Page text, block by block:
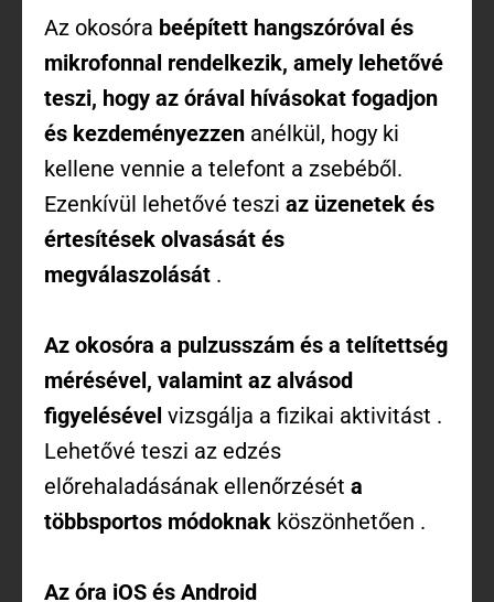
Az okosóra beépített hangszóróval és
mikrofonnal rendelkezik, amely lehetővé
teszi, hogy az órával hívásokat fogadjon
és kezdeményezzen anélkül, hogy ki
kellene vennie a telefont a zsebéből.
Ezenkívül lehetővé teszi az üzenetek és
értesítések olvasását és
megválaszolását .
Az okosóra a pulzusszám és a telítettség
mérésével, valamint az alvásod
figyelésével vizsgálja a fizikai aktivitást .
Lehetővé teszi az edzés
előrehaladásának ellenőrzését a
többsportos módoknak köszönhetően .
Az óra iOS és Android